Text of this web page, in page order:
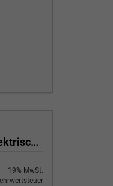
lang 2.0 TDI 110 kW 6 Gang, Klima, 70 L Tank, Außenspiegel elektrisch klappbar, Fahrerassistenzpaket
19% MwSt.